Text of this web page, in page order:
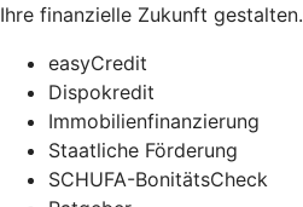
Ihre finanzielle Zukunft gestalten.
easyCredit
Dispokredit
Immobilienfinanzierung
Staatliche Förderung
SCHUFA-BonitätsCheck